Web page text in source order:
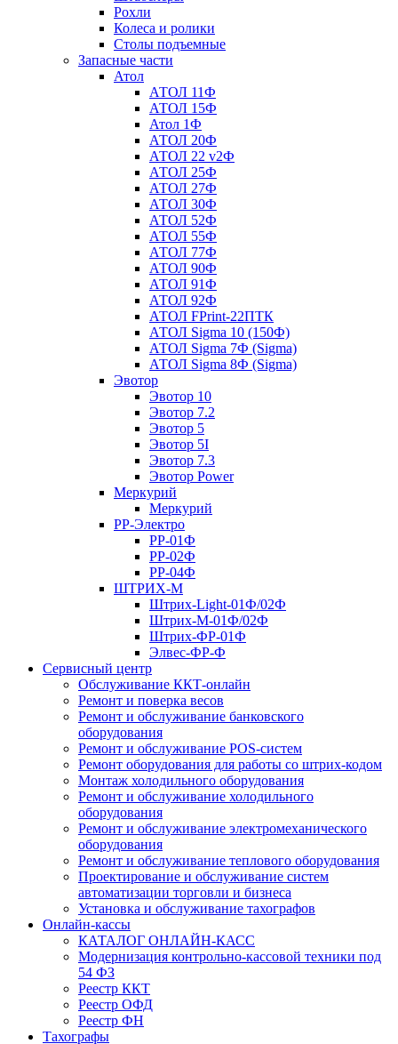
Рохли
Колеса и ролики
Столы подъемные
Запасные части
Атол
АТОЛ 11Ф
АТОЛ 15Ф
Атол 1Ф
АТОЛ 20Ф
АТОЛ 22 v2Ф
АТОЛ 25Ф
АТОЛ 27Ф
АТОЛ 30Ф
АТОЛ 52Ф
АТОЛ 55Ф
АТОЛ 77Ф
АТОЛ 90Ф
АТОЛ 91Ф
АТОЛ 92Ф
АТОЛ FPrint-22ПТК
АТОЛ Sigma 10 (150Ф)
АТОЛ Sigma 7Ф (Sigma)
АТОЛ Sigma 8Ф (Sigma)
Эвотор
Эвотор 10
Эвотор 7.2
Эвотор 5
Эвотор 5I
Эвотор 7.3
Эвотор Power
Меркурий
Меркурий
РР-Электро
РР-01Ф
РР-02Ф
РР-04Ф
ШТРИХ-М
Штрих-Light-01Ф/02Ф
Штрих-М-01Ф/02Ф
Штрих-ФР-01Ф
Элвес-ФР-Ф
Сервисный центр
Обслуживание ККТ-онлайн
Ремонт и поверка весов
Ремонт и обслуживание банковского
оборудования
Ремонт и обслуживание POS-систем
Ремонт оборудования для работы со штрих-кодом
Монтаж холодильного оборудования
Ремонт и обслуживание холодильного
оборудования
Ремонт и обслуживание электромеханического
оборудования
Ремонт и обслуживание теплового оборудования
Проектирование и обслуживание систем
автоматизации торговли и бизнеса
Установка и обслуживание тахографов
Онлайн-кассы
КАТАЛОГ ОНЛАЙН-КАСС
Модернизация контрольно-кассовой техники под
54 ФЗ
Реестр ККТ
Реестр ОФД
Реестр ФН
Тахографы